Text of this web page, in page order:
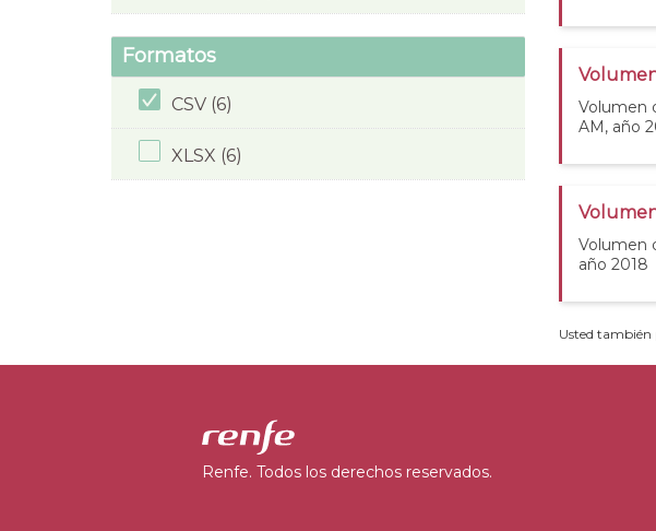
Formatos
CSV (6)
XLSX (6)
Volumen
AM, año
Volumen
año 2018
Usted también
Renfe. Todos los derechos reservados.